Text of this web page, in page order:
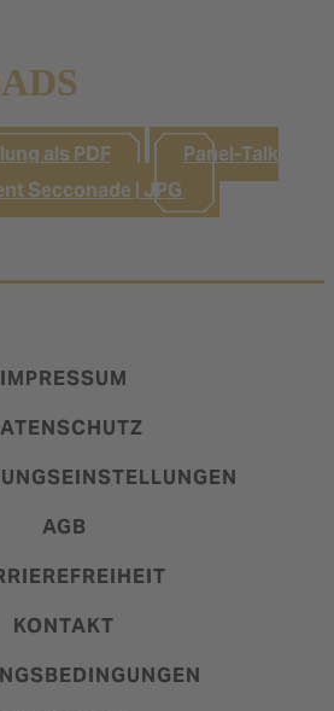
als PDF
Panel-Talk
Secconade | JPG
IMPRESSUM
AGB
KONTAKT